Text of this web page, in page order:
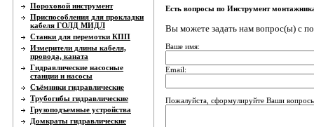
Пороховой инструмент
Приспособления для прокладки
кабеля ГОЛД МИДЛ
Станки для перемотки КПП
Измерители длины кабеля,
провода, каната
Гидравлические насосные
станции и насосы
Съёмники гидравлические
Трубогибы гидравлические
Грузоподъемные устройства
Домкраты гидравлические
Есть вопросы по Инструмент
Вы можете задать нам вопрос(ы) с
Ваше имя:
Email:
Пожалуйста, сформулируйте Ваши